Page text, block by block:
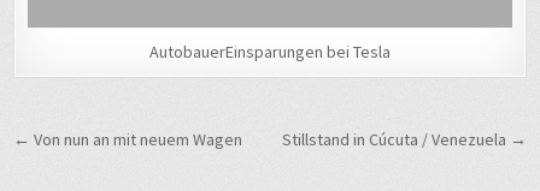
AutobauerEinsparungen bei Tesla
BeitragsnavigationStillstand in Cúcuta / Venezuela →
← Von nun an mit neuem Wagen